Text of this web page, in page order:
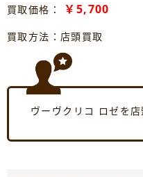
買取価格： ￥5,700
買取方法：店頭買取
ヴーヴクリコ ロゼを